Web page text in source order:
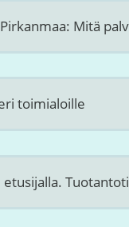
Mitä
toimialoille
etusijalla.